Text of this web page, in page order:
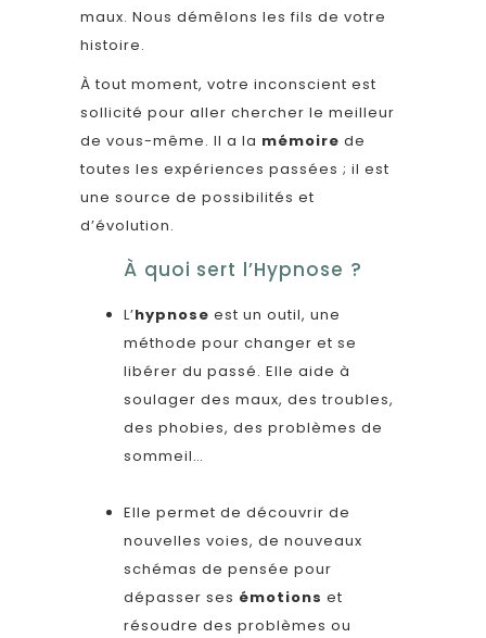
maux. Nous démêlons les fils de votre
histoire.
À tout moment, votre inconscient est
sollicité pour aller chercher le meilleur
de vous-même. Il a la mémoire de
toutes les expériences passées ; il est
une source de possibilités et
d’évolution.
À quoi sert l’Hypnose ?
L’hypnose est un outil, une
méthode pour changer et se
libérer du passé. Elle aide à
soulager des maux, des troubles,
des phobies, des problèmes de
sommeil…
Elle permet de découvrir de
nouvelles voies, de nouveaux
schémas de pensée pour
dépasser ses émotions et
résoudre des problèmes ou